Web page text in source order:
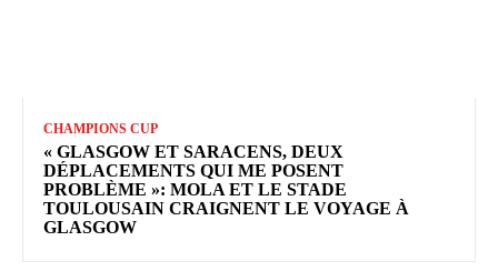
CHAMPIONS CUP
« GLASGOW ET SARACENS, DEUX
DÉPLACEMENTS QUI ME POSENT
PROBLÈME »: MOLA ET LE STADE
TOULOUSAIN CRAIGNENT LE VOYAGE À
GLASGOW